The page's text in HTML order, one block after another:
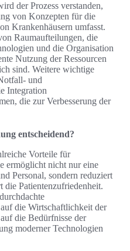
der Prozess verstanden,
von Konzepten für die
Krankenhäusern umfasst.
Raumaufteilungen, die
und die Organisation
Nutzung der Ressourcen
sind. Weitere wichtige
und
Integration
die zur Verbesserung der
entscheidend?
Vorteile für
ermöglicht nicht nur eine
Personal, sondern reduziert
die Patientenzufriedenheit.
die Wirtschaftlichkeit der
die Bedürfnisse der
moderner Technologien